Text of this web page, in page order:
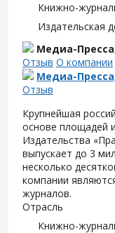
Книжно-
Издательская
Медиа-
Отзыв О компании
Медиа-
Отзыв
Крупнейшая
основе площадей
Издательства
выпускает до 3
несколько
компании
журналов.
Отрасль
Книжно-